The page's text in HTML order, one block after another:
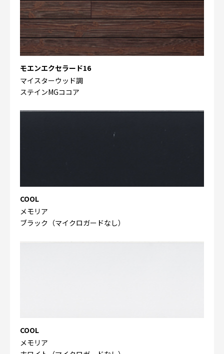
モエンエクセラード16
マイスターウッド調
ステインMGココア
COOL
メモリア
ブラック（マイクロガードなし）
COOL
メモリア